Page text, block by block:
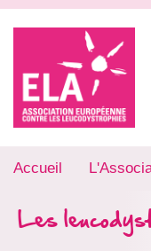
Accueil
Les